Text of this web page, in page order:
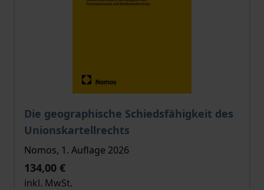
Die geographische Schiedsfähigkeit des
Unionskartellrechts
Der Preis dieses Titels richtet sich nach der
Nomos, 1. Auflage 2026
134,00 €
inkl. MwSt.